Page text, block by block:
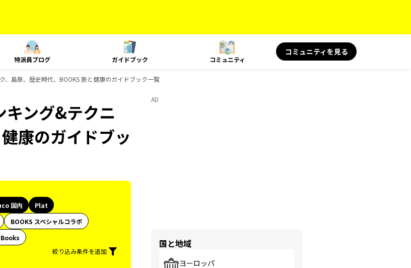
特派員ブログ ガイドブック コミュニティ
コミュニティを見る
島旅、歴史時代、BOOKS 旅と健康のガイドブック一覧
ング&テクニ
康のガイドブッ
国内
Plat
BOOKS スペシャルコラボ
絞り込み条件を追加
AD
国と地域
ヨーロッパ